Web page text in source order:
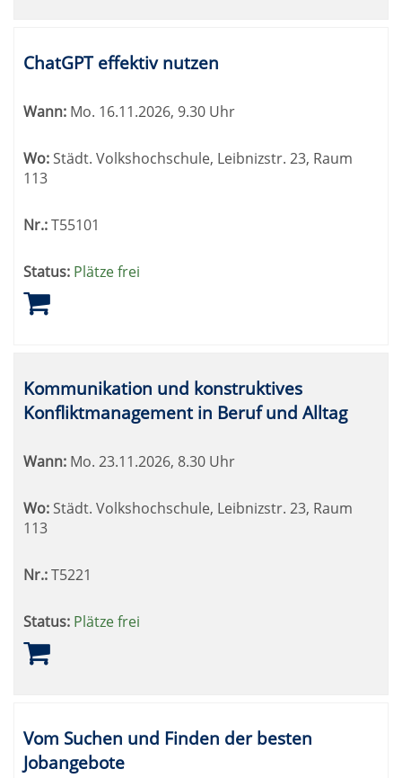
ChatGPT effektiv nutzen
Wann: Mo. 16.11.2026, 9.30 Uhr
Wo:Städt. Volkshochschule, Leibnizstr. 23, Raum
113
Nr.:T55101
Status: Plätze frei
Kommunikation und konstruktives
Konfliktmanagement in Beruf und Alltag
Wann: Mo. 23.11.2026, 8.30 Uhr
Wo: Städt. Volkshochschule, Leibnizstr. 23, Raum
113
Nr.:T5221
Status: Plätze frei
Vom Suchen und Finden der besten
Jobangebote